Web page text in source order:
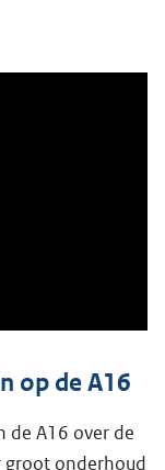
op de A16
de A16 over de
groot onderhoud